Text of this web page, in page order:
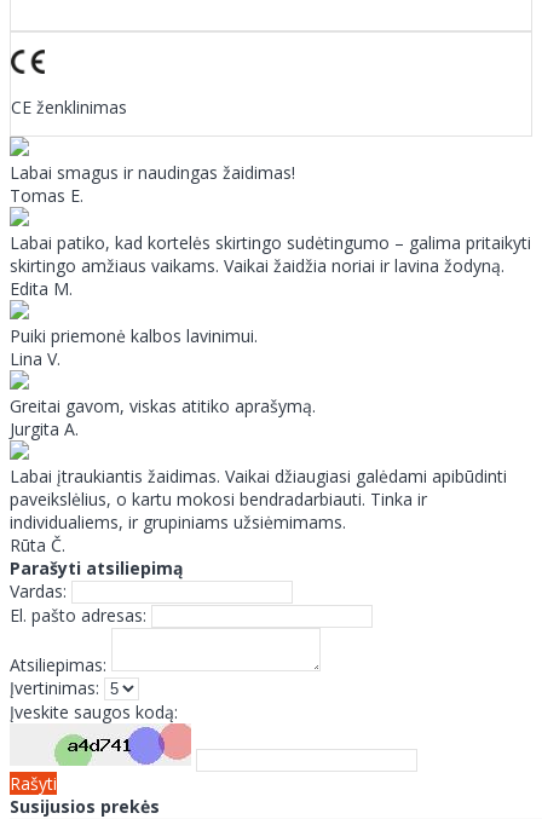
CE ženklinimas
Labai smagus ir naudingas žaidimas!
Tomas E.
Labai patiko, kad kortelės skirtingo sudėtingumo – galima pritaikyti
skirtingo amžiaus vaikams. Vaikai žaidžia noriai ir lavina žodyną.
Edita M.
Puiki priemonė kalbos lavinimui.
Lina V.
Greitai gavom, viskas atitiko aprašymą.
Jurgita A.
Labai įtraukiantis žaidimas. Vaikai džiaugiasi galėdami apibūdinti
paveikslėlius, o kartu mokosi bendradarbiauti. Tinka ir
individualiems, ir grupiniams užsiėmimams.
Rūta Č.
Parašyti atsiliepimą
Vardas:
El. pašto adresas:
Atsiliepimas:
Įvertinimas:
Įveskite saugos kodą:
Rašyti
Susijusios prekės